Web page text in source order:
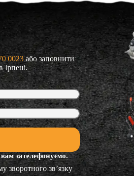
0023або заповнити
Ірпені.
зателефонуємо.
зворотного зв’язку